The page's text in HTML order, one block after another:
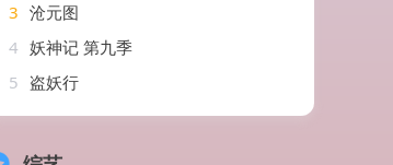
3 沧元图
4 妖神记 第九季
5 盗妖行